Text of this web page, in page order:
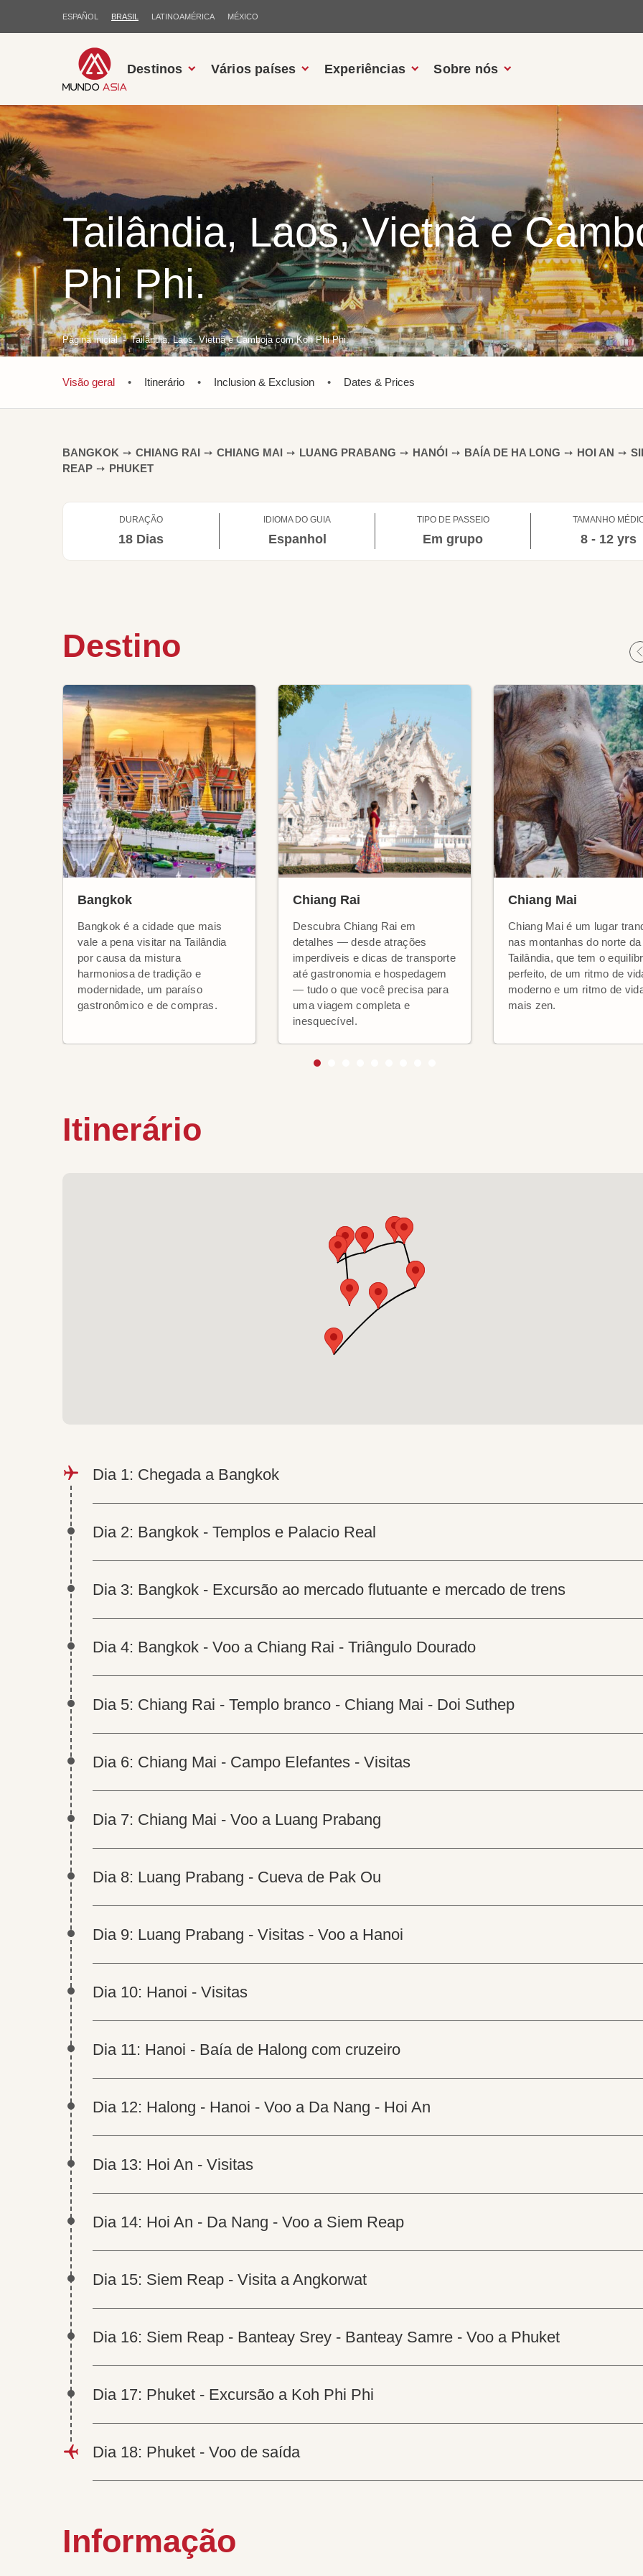
ESPAÑOL BRASIL LATINOAMÉRICA MÉXICO
Destinos Vários países Experiências Sobre nós
Tailândia, Laos, Vietnã e
Phi Phi.
Página inicial Tailândia, Laos, Vietnã e Camboja com Koh Phi Phi.
Visão geral • Itinerário • Inclusion & Exclusion • Dates & Prices
BANGKOK ➙ CHIANG RAI ➙ CHIANG MAI ➙ LUANG PRABANG ➙ HANÓI ➙ BAÍA DE HA LONG ➙ HOI AN ➙
REAP ➙ PHUKET
DURAÇÃO
18 Dias
IDIOMA DO GUIA
Espanhol
TIPO DE PASSEIO
Em grupo
TAMANHO
8 - 12 yrs
Destino
Bangkok
Bangkok é a cidade que mais
vale a pena visitar na Tailândia
por causa da mistura
harmoniosa de tradição e
modernidade, um paraíso
gastronômico e de compras.
Chiang Rai
Descubra Chiang Rai em
detalhes — desde atrações
imperdíveis e dicas de transporte
até gastronomia e hospedagem
— tudo o que você precisa para
uma viagem completa e
inesquecível.
Chiang Mai
Chiang Mai é um lugar
nas montanhas do norte da
Tailândia, que tem o
perfeito, de um ritmo de
moderno e um ritmo de
mais zen.
Itinerário
Dia 1: Chegada a Bangkok
Dia 2: Bangkok - Templos e Palacio Real
Dia 3: Bangkok - Excursão ao mercado flutuante e mercado de trens
Dia 4: Bangkok - Voo a Chiang Rai - Triângulo Dourado
Dia 5: Chiang Rai - Templo branco - Chiang Mai - Doi Suthep
Dia 6: Chiang Mai - Campo Elefantes - Visitas
Dia 7: Chiang Mai - Voo a Luang Prabang
Dia 8: Luang Prabang - Cueva de Pak Ou
Dia 9: Luang Prabang - Visitas - Voo a Hanoi
Dia 10: Hanoi - Visitas
Dia 11: Hanoi - Baía de Halong com cruzeiro
Dia 12: Halong - Hanoi - Voo a Da Nang - Hoi An
Dia 13: Hoi An - Visitas
Dia 14: Hoi An - Da Nang - Voo a Siem Reap
Dia 15: Siem Reap - Visita a Angkorwat
Dia 16: Siem Reap - Banteay Srey - Banteay Samre - Voo a Phuket
Dia 17: Phuket - Excursão a Koh Phi Phi
Dia 18: Phuket - Voo de saída
Informação